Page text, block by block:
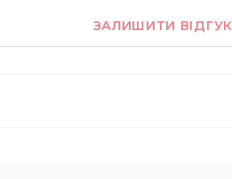
ЗАЛИШИТИ ВІДГУК